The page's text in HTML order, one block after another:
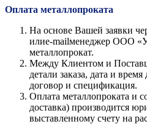
Оплата металлопроката
На основе Вашей заявки
илиe-mailменеджер ООО
металлопрокат.
Между Клиентом и
детали заказа, дата и
договор и спецификация.
Оплата металлопроката и
доставка) производится
выставленному счету на